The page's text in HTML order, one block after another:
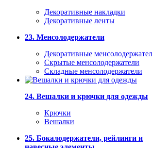
Декоративные накладки
Декоративные ленты
23. Менсолодержатели
Декоративные
Скрытые менсолодержатели
Складные менсолодержатели
24. Вешалки и крючки для одежды
Крючки
Вешалки
25. Бокалодержатели, рейлинги и